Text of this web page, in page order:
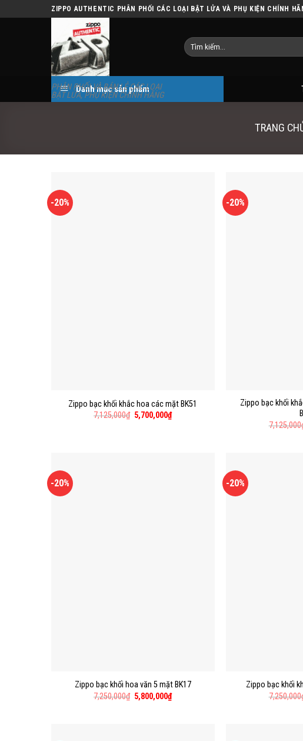
to
ZIPPO AUTHENTIC PHÂN PHỐI CÁC LOẠI BẬT LỬA VÀ PHỤ KIỆN CHÍNH
PHÂN PHỐI VÀ BÁN LẺ CÁC LOẠI
BẬT LỬA, PHỤ KIỆN CHÍNH HÃNG
Tìm
kiếm:
Danh mục sản phẩm
TRANG
-20%
Zippo bạc khối khắc hoa các mặt BK51
7,125,000₫ 5,700,000₫
-20%
Zippo bạc khối
7,125,000
-20%
Zippo bạc khối hoa văn 5 mặt BK17
7,250,000₫ 5,800,000₫
-20%
Zippo bạc khối
7,250,000